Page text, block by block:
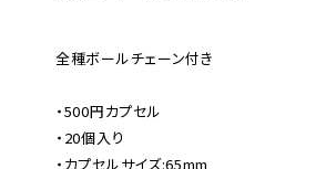
全種ボールチェーン付き
・500円カプセル
・20個入り
・カプセルサイズ:65mm